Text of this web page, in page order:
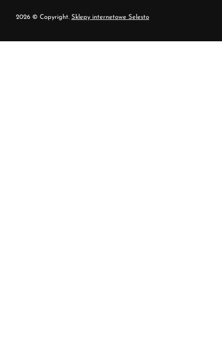
2026 © Copyright. Sklepy internetowe Selesto